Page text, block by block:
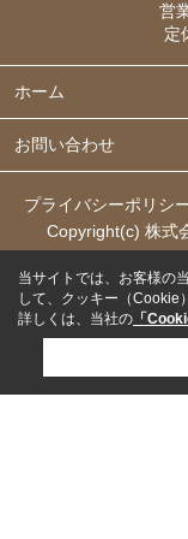
営
定
ホーム
お問い合わせ
プライバシーポリシ
Copyright(c) 株式
当サイトでは、お客様の
して、クッキー（Cookie
詳しくは、当社の 「